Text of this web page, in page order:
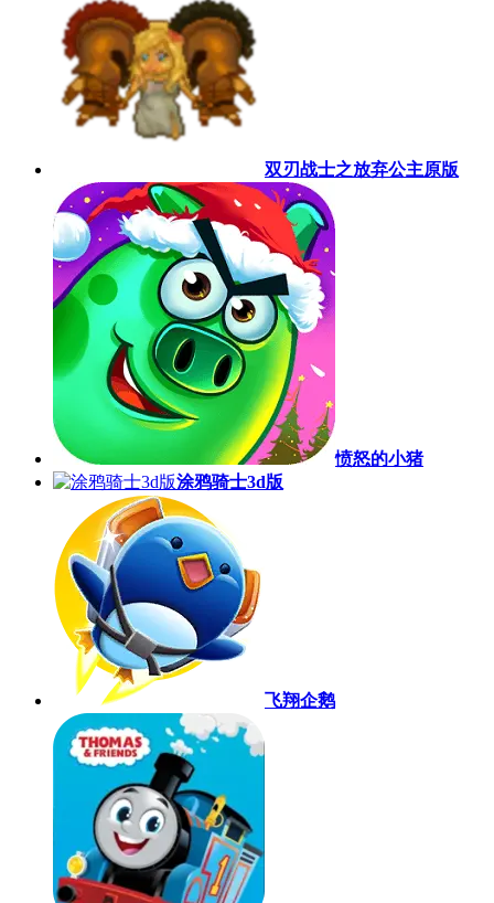
双刃战士之放弃公主原版
愤怒的小猪
涂鸦骑士3d版
飞翔企鹅